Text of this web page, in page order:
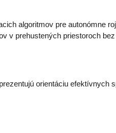
algoritmov pre autonómne
v prehustených priestoroch
orientáciu efektívnych